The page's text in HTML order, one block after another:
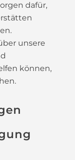
dafür,
unsere
können,